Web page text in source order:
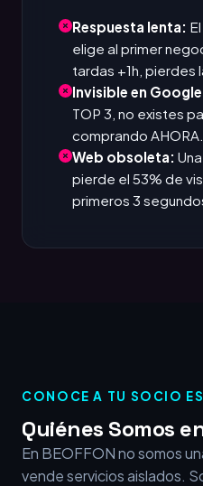
Respuesta lenta:
elige al primer
tardas +1h, pierdes
Invisible en
TOP 3, no existes
comprando AHORA.
Web obsoleta:
pierde el 53% de
primeros 3
CONOCE A TU SOCIO
Quiénes Somos
En BEOFFON no somos
vende servicios aislados.